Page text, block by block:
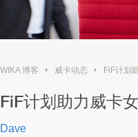
WIKA 博客 威卡动态 FiF计划
FiF计划助力威卡
Dave